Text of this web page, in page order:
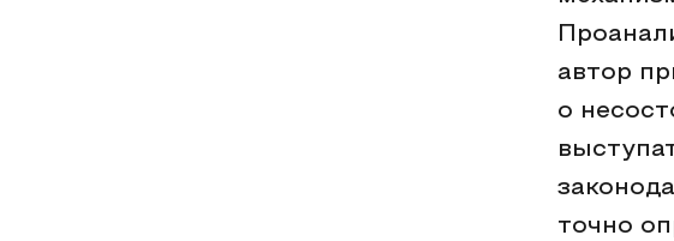
автор
о
точно